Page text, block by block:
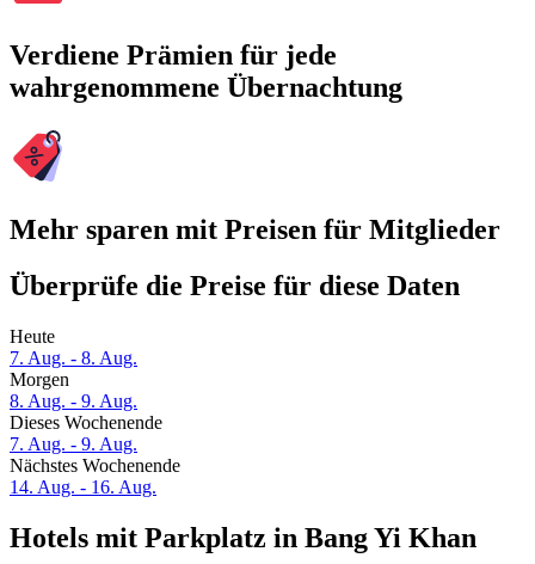
Verdiene Prämien für jede
wahrgenommene Übernachtung
Mehr sparen mit Preisen für Mitglieder
Überprüfe die Preise für diese Daten
Heute
7. Aug. - 8. Aug.
Morgen
8. Aug. - 9. Aug.
Dieses Wochenende
7. Aug. - 9. Aug.
Nächstes Wochenende
14. Aug. - 16. Aug.
Hotels mit Parkplatz in Bang Yi Khan